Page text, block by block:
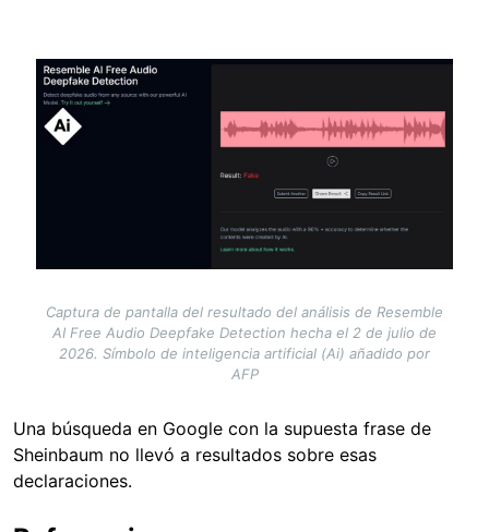
Image
Captura de pantalla del resultado del análisis de Resemble
AI Free Audio Deepfake Detection hecha el 2 de julio de
2026. Símbolo de inteligencia artificial (Ai) añadido por
AFP
Una búsqueda en Google con la supuesta frase de
Sheinbaum no llevó a resultados sobre esas
declaraciones.